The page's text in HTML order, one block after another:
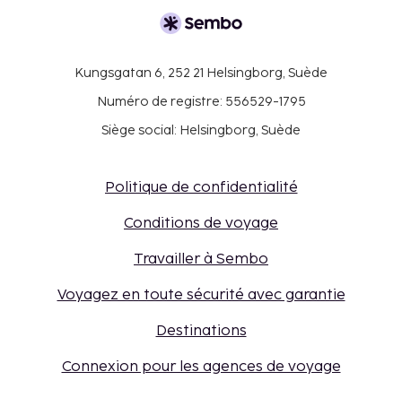
Kungsgatan 6, 252 21 Helsingborg, Suède
Numéro de registre: 556529-1795
Siège social: Helsingborg, Suède
Politique de confidentialité
Conditions de voyage
Travailler à Sembo
Voyagez en toute sécurité avec garantie
Destinations
Connexion pour les agences de voyage